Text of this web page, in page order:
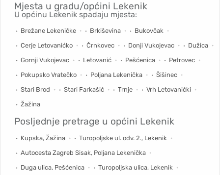
Mjesta u gradu/općini Lekenik
U općinu Lekenik spadaju mjesta:
Brežane Lekeničke Brkiševina
Bukovčak
Cerje Letovanićko
Črnkovec Donji Vukojevac
Dužica
Gornji Vukojevac
Letovanić Pešćenica
Petrovec
Pokupsko Vratečko
Poljana Lekenička
Šišinec
Stari Brod
Stari Farkašić Trnje
Vrh Letovanićki
Žažina
Posljednje pretrage u općini Lekenik
Kupska, Žažina
Turopoljske ul. odv. 2., Lekenik
Autocesta Zagreb Sisak, Poljana Lekenička
Duga ulica, Pešćenica
Turopoljska ulica, Lekenik